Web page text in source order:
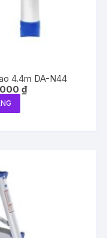
4.4m DA-N44
₫.
₫Giá
hiện